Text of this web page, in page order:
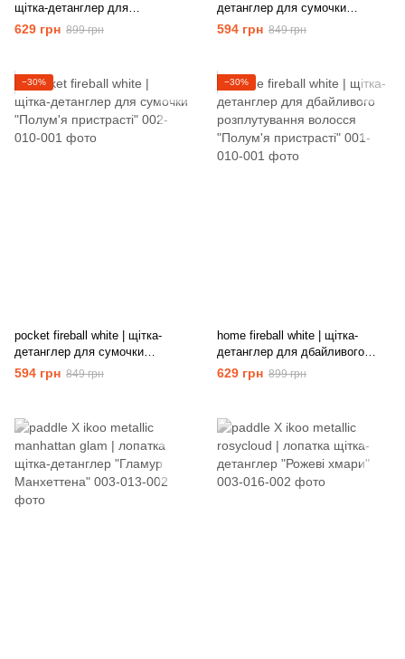
щітка-детанглер для
дбайливого розплутування
волосся "Помаранчева квітка"
629 грн 899 грн
детанглер для сумочки
"Полум'я пристрасті"
594 грн 849 грн
−30%
pocket fireball white | щітка-
детанглер для сумочки
"Полум'я пристрасті"
594 грн 849 грн
−30%
home fireball white | щітка-
детанглер для дбайливого
розплутування волосся
"Полум'я пристрасті"
629 грн 899 грн